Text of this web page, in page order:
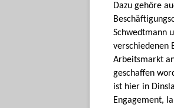
Dazu gehöre
Schwedtmann
verschiedenen
Arbeitsmarkt
geschaffen
ist hier in
Engagement,